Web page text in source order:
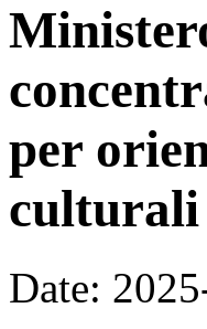
per
Date: